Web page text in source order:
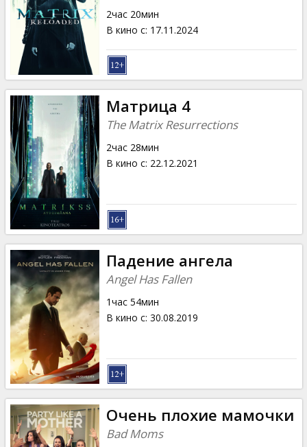
2час 20мин
В кино с: 17.11.2024
Матрица 4
The Matrix Resurrections
2час 28мин
В кино с: 22.12.2021
Падение ангела
Angel Has Fallen
1час 54мин
В кино с: 30.08.2019
Очень плохие мамочки
Bad Moms